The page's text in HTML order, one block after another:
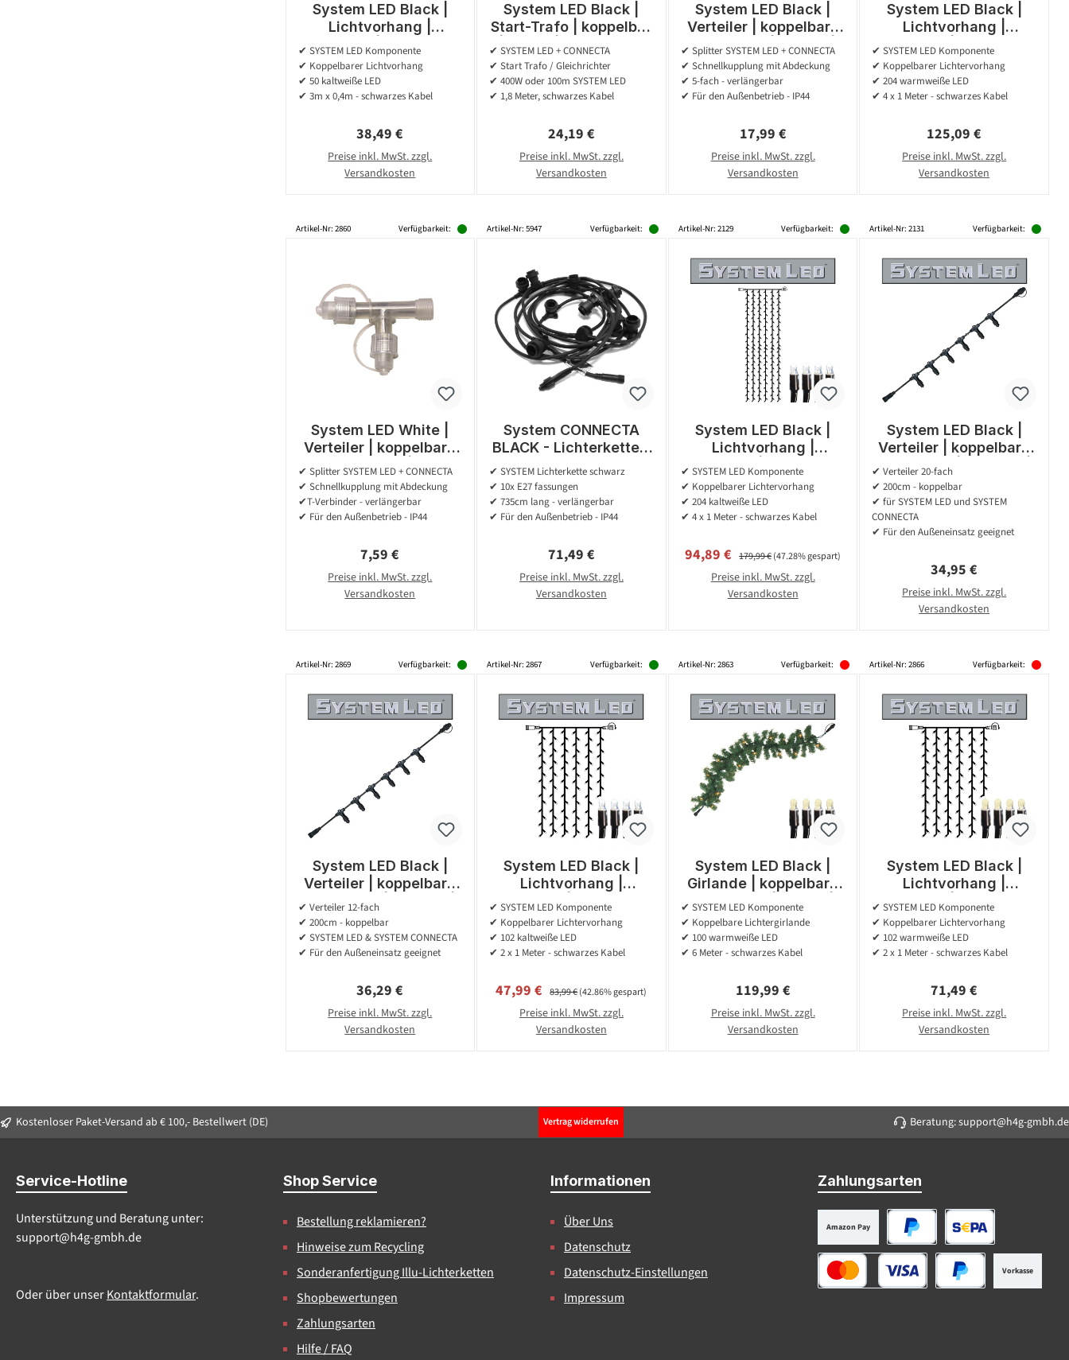
System LED Black |
Lichtvorhang |
koppelbar | exkl. Trafo
| 3,00m x 0,40m | 50x
Kaltweiß
✔ SYSTEM LED Komponente
✔ Koppelbarer Lichtvorhang
✔ 50 kaltweiße LED
✔ 3m x 0,4m - schwarzes Kabel
Regulärer Preis:
38,49 €
Preise inkl. MwSt. zzgl.
Versandkosten
System LED Black |
Start-Trafo | koppelbar
| 1,80m | max. 400W
bzw. 100 System-
Meter
✔ SYSTEM LED + CONNECTA
✔ Start Trafo / Gleichrichter
✔ 400W oder 100m SYSTEM LED
✔ 1,8 Meter, schwarzes Kabel
Regulärer Preis:
24,19 €
Preise inkl. MwSt. zzgl.
Versandkosten
System LED Black |
Verteiler | koppelbar |
exkl. Trafo | 5-fach |
Ring
✔ Splitter SYSTEM LED + CONNECTA
✔ Schnellkupplung mit Abdeckung
✔ 5-fach - verlängerbar
✔ Für den Außenbetrieb - IP44
Regulärer Preis:
17,99 €
Preise inkl. MwSt. zzgl.
Versandkosten
System LED Black |
Lichtvorhang |
koppelbar | exkl. Trafo
| 1.00m x 4.00m | 204x
Warmweiß
✔ SYSTEM LED Komponente
✔ Koppelbarer Lichtervorhang
✔ 204 warmweiße LED
✔ 4 x 1 Meter - schwarzes Kabel
Regulärer Preis:
125,09 €
Preise inkl. MwSt. zzgl.
Versandkosten
Artikel-Nr: 2860 Verfügbarkeit:
System LED White |
Verteiler | koppelbar |
exkl. Trafo | T-
Verbinder
✔ Splitter SYSTEM LED + CONNECTA
✔ Schnellkupplung mit Abdeckung
✔T-Verbinder - verlängerbar
✔ Für den Außenbetrieb - IP44
Regulärer Preis:
7,59 €
Preise inkl. MwSt. zzgl.
Versandkosten
Artikel-Nr: 5947 Verfügbarkeit:
System CONNECTA
BLACK - Lichterkette -
10 x E27 - 7,35m - max
2000W/15W/Lampe -
IP44
✔ SYSTEM Lichterkette schwarz
✔ 10x E27 fassungen
✔ 735cm lang - verlängerbar
✔ Für den Außenbetrieb - IP44
Regulärer Preis:
71,49 €
Preise inkl. MwSt. zzgl.
Versandkosten
Artikel-Nr: 2129 Verfügbarkeit:
System LED Black |
Lichtvorhang |
koppelbar | exkl. Trafo
| 1.00m x 4.00m | 204x
Kaltweiß
✔ SYSTEM LED Komponente
✔ Koppelbarer Lichtervorhang
✔ 204 kaltweiße LED
✔ 4 x 1 Meter - schwarzes Kabel
Verkaufspreis:
94,89 € Regulärer Preis:
179,99 €(47.28% gespart)
Preise inkl. MwSt. zzgl.
Versandkosten
Artikel-Nr: 2131 Verfügbarkeit:
System LED Black |
Verteiler | koppelbar |
exkl. Trafo | 20-fach |
2.00m
✔ Verteiler 20-fach
✔ 200cm - koppelbar
✔ für SYSTEM LED und SYSTEM
CONNECTA
✔ Für den Außeneinsatz geeignet
Regulärer Preis:
34,95 €
Preise inkl. MwSt. zzgl.
Versandkosten
Artikel-Nr: 2869 Verfügbarkeit:
System LED Black |
Verteiler | koppelbar |
exkl. Trafo | 12-fach |
2.00m
✔ Verteiler 12-fach
✔ 200cm - koppelbar
✔ SYSTEM LED & SYSTEM CONNECTA
✔ Für den Außeneinsatz geeignet
Regulärer Preis:
36,29 €
Preise inkl. MwSt. zzgl.
Versandkosten
Artikel-Nr: 2867 Verfügbarkeit:
System LED Black |
Lichtvorhang |
koppelbar | exkl. Trafo
| 1.00m x 2.00m | 102x
Kaltweiß
✔ SYSTEM LED Komponente
✔ Koppelbarer Lichtervorhang
✔ 102 kaltweiße LED
✔ 2 x 1 Meter - schwarzes Kabel
Verkaufspreis:
47,99 € Regulärer Preis:
83,99 €(42.86% gespart)
Preise inkl. MwSt. zzgl.
Versandkosten
Artikel-Nr: 2863 Verfügbarkeit:
System LED Black |
Girlande | koppelbar |
exkl. Trafo | 6,00m |
100x Warmweiß
✔ SYSTEM LED Komponente
✔ Koppelbare Lichtergirlande
✔ 100 warmweiße LED
✔ 6 Meter - schwarzes Kabel
Regulärer Preis:
119,99 €
Preise inkl. MwSt. zzgl.
Versandkosten
Artikel-Nr: 2866 Verfügbarkeit:
System LED Black |
Lichtvorhang |
koppelbar | exkl. Trafo
| 1.00m x 2.00m | 102x
Warmweiß
✔ SYSTEM LED Komponente
✔ Koppelbarer Lichtervorhang
✔ 102 warmweiße LED
✔ 2 x 1 Meter - schwarzes Kabel
Regulärer Preis:
71,49 €
Preise inkl. MwSt. zzgl.
Versandkosten
Kostenloser Paket-Versand ab € 100,- Bestellwert (DE) Vertrag widerrufen Beratung: support@h4g-gmbh.de
Service-Hotline
Unterstützung und Beratung unter:
support@h4g-gmbh.de
Oder über unserKontaktformular.
Shop Service
Bestellung reklamieren?
Hinweise zum Recycling
Sonderanfertigung Illu-Lichterketten
Shopbewertungen
Zahlungsarten
Hilfe / FAQ
Informationen
Über Uns
Datenschutz
Datenschutz-Einstellungen
Impressum
Zahlungsarten
Vorkasse
Amazon Pay
PayPal SEPA Lastschrift